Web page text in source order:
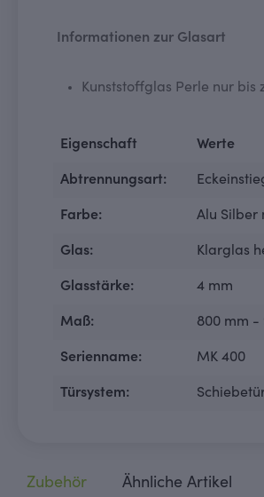
Informationen zur Glasart
Kunststoffglas Perle nur bis
Eigenschaft Werte
Abtrennungsart:
Farbe: Alu Silber
Glas: Klarglas
Glasstärke: 4 mm
Maß: 800 mm -
Serienname: MK 400
Türsystem:
Zubehör Ähnliche Artikel